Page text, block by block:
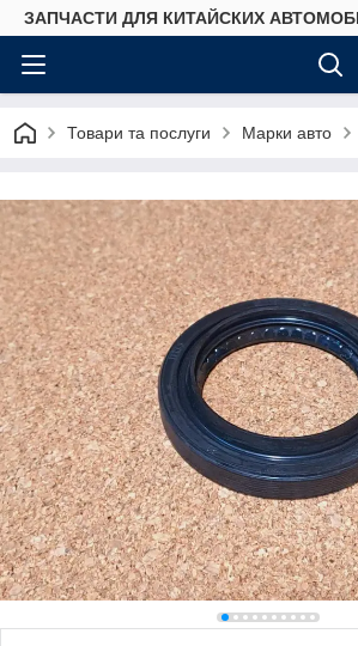
ЗАПЧАСТИ ДЛЯ КИТАЙСКИХ
Товари та послуги Марки авто